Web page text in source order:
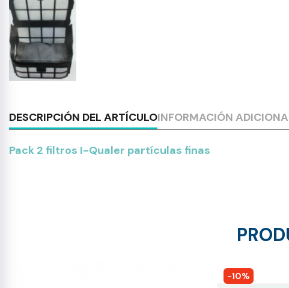
DESCRIPCIÓN DEL ARTÍCULOINFORMACIÓN
Pack 2 filtros I-Qualer partículas finas
-10%